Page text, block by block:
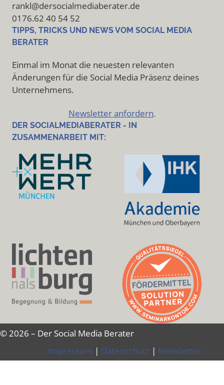
rankl@dersocialmediaberater.de
0176.62 40 54 52
TIPPS, TRICKS UND NEWS VOM SOCIAL MEDIA
BERATER
Einmal im Monat die neuesten relevanten
Änderungen für die Social Media Präsenz deines
Unternehmens.
Newsletter anfordern
DER SOCIALMEDIABERATER - IN
ZUSAMMENARBEIT MIT:
© 2026 – Der Social Media Berater
Impressum | Datenschutz | Newsletter